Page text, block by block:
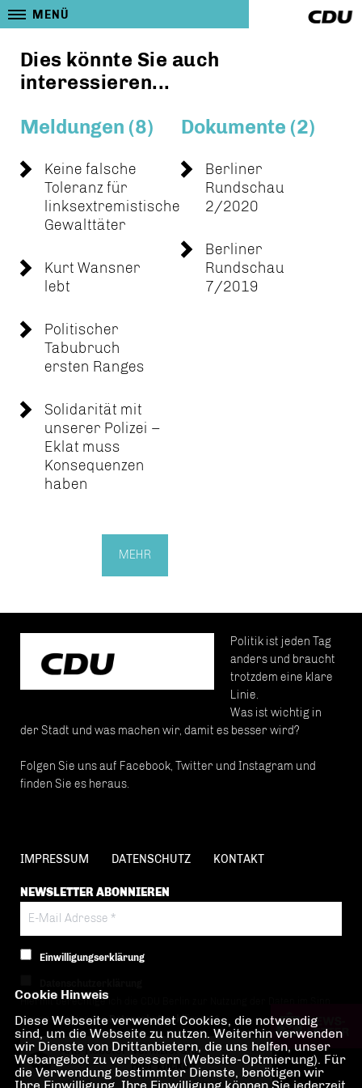
MENÜ
Dies könnte Sie auch
interessieren...
Meldungen (8)
Keine falsche
Toleranz für
linksextremistische
Gewalttäter
Kurt Wansner
lebt
Politischer
Tabubruch
ersten Ranges
Solidarität mit
unserer Polizei –
Eklat muss
Konsequenzen
haben
MEHR
Dokumente (2)
Berliner
Rundschau
2/2020
Berliner
Rundschau
7/2019
Politik ist jeden Tag
anders und braucht
trotzdem eine klare
Linie.
Was ist wichtig in
der Stadt und was machen wir, damit es besser wird?
Folgen Sie uns auf Facebook, Twitter und Instagram und
finden Sie es heraus.
IMPRESSUM DATENSCHUTZ KONTAKT
NEWSLETTER ABONNIEREN
Einwilligungserklärung
Hiermit berechtige ich die CDU Berlin zur Nutzung der Daten im Sinn
der nachfolgenden Datenschutzerklärung.*
Anti-Roboter-Verifizierung
Hier klicken
Friendly Captcha ⇗
Cookie Hinweis
Diese Webseite verwendet Cookies, die notwendig
sind, um die Webseite zu nutzen. Weiterhin verwenden
wir Dienste von Drittanbietern, die uns helfen, unser
Webangebot zu verbessern (Website-Optmierung). Für
die Verwendung bestimmter Dienste, benötigen wir